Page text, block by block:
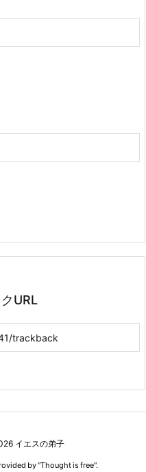
URL
イエスの弟子
by "Thought is free".